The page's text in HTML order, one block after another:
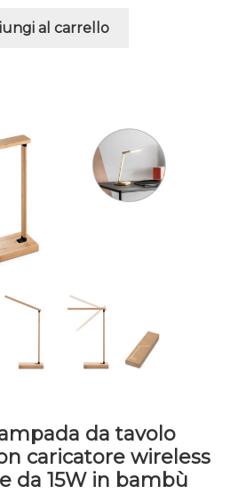
al carrello
da tavolo
caricatore wireless
da 15W in bambù